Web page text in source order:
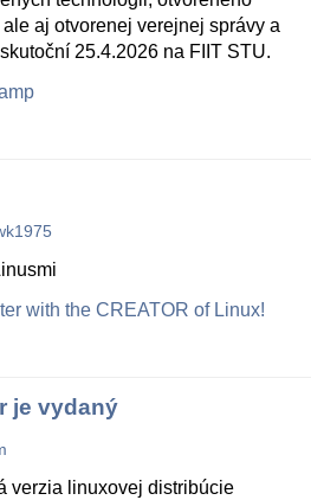
aj otvorenej verejnej správy a
25.4.2026 na FIIT STU.
with the CREATOR of Linux!
je vydaný
verzia linuxovej distribúcie